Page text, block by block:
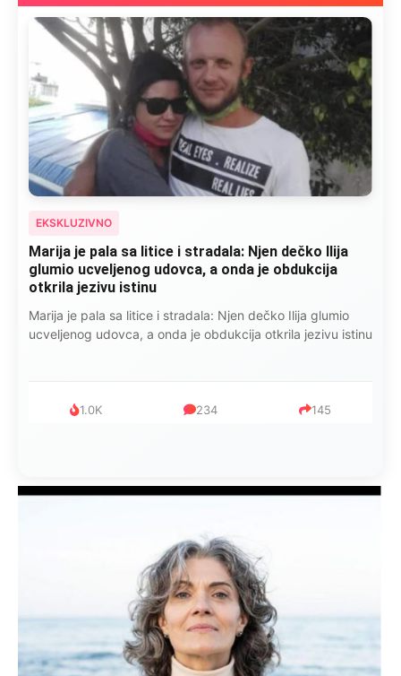
EKSKLUZIVNO
Marija je pala sa litice i stradala: Njen dečko Ilija
glumio ucveljenog udovca, a onda je obdukcija
otkrila jezivu istinu
Marija je pala sa litice i stradala: Njen dečko Ilija glumio
ucveljenog udovca, a onda je obdukcija otkrila jezivu istinu
1.0K 234 145